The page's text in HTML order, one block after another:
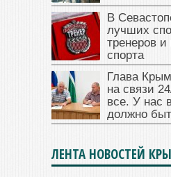
В
лучших
тренеров и
спорта
Глава
на связи
все. У нас
должно
ЛЕНТА НОВОСТЕЙ